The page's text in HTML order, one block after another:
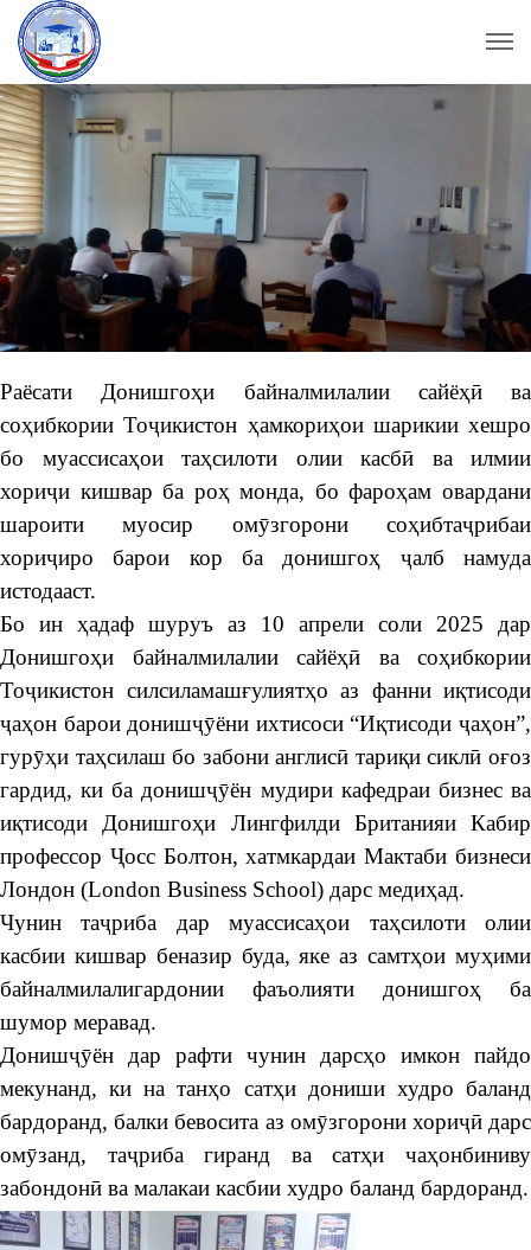
Раёсати Донишгоҳи байналмилалии сайёҳӣ ва
соҳибкории Тоҷикистон ҳамкориҳои шарикии хешро
бо муассисаҳои таҳсилоти олии касбӣ ва илмии
хориҷи кишвар ба роҳ монда, бо фароҳам овардани
шароити муосир омӯзгорони соҳибтаҷрибаи
хориҷиро барои кор ба донишгоҳ ҷалб намуда
истодааст.
Бо ин ҳадаф шуруъ аз 10 апрели соли 2025 дар
Донишгоҳи байналмилалии сайёҳӣ ва соҳибкории
Тоҷикистон силсиламашғулиятҳо аз фанни иқтисоди
ҷаҳон барои донишҷӯёни ихтисоси “Иқтисоди ҷаҳон”,
гурӯҳи таҳсилаш бо забони англисӣ тариқи сиклӣ оғоз
гардид, ки ба донишҷӯён мудири кафедраи бизнес ва
иқтисоди Донишгоҳи Лингфилди Британияи Кабир
профессор Ҷосс Болтон, хатмкардаи Мактаби бизнеси
Лондон (London Business School) дарс медиҳад.
Чунин таҷриба дар муассисаҳои таҳсилоти олии
касбии кишвар беназир буда, яке аз самтҳои муҳими
байналмилалигардонии фаъолияти донишгоҳ ба
шумор меравад.
Донишҷӯён дар рафти чунин дарсҳо имкон пайдо
мекунанд, ки на танҳо сатҳи дониши худро баланд
бардоранд, балки бевосита аз омӯзгорони хориҷӣ дарс
омӯзанд, таҷриба гиранд ва сатҳи чаҳонбиниву
забондонӣ ва малакаи касбии худро баланд бардоранд.